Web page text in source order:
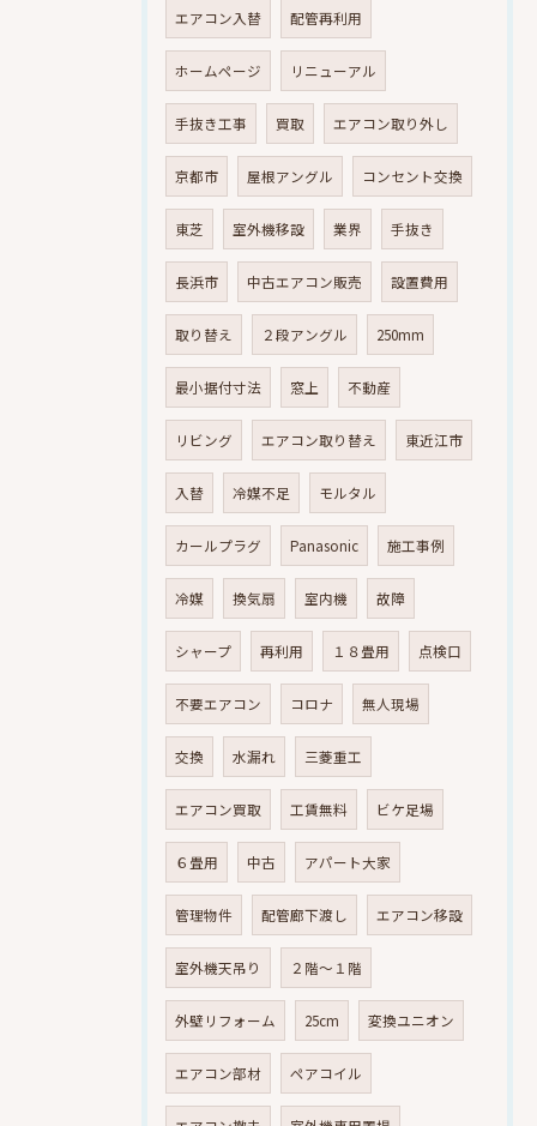
エアコン入替 配管再利用
ホームページ リニューアル
手抜き工事 買取 エアコン取り外し
京都市 屋根アングル コンセント交換
東芝 室外機移設 業界 手抜き
長浜市 中古エアコン販売 設置費用
取り替え ２段アングル 250mm
最小据付寸法 窓上 不動産
リビング エアコン取り替え 東近江市
入替 冷媒不足 モルタル
カールプラグ Panasonic 施工事例
冷媒 換気扇 室内機 故障
シャープ 再利用 １８畳用 点検口
不要エアコン コロナ 無人現場
交換 水漏れ 三菱重工
エアコン買取 工賃無料 ビケ足場
６畳用 中古 アパート大家
管理物件 配管廊下渡し エアコン移設
室外機天吊り ２階～１階
外壁リフォーム 25cm 変換ユニオン
エアコン部材 ペアコイル